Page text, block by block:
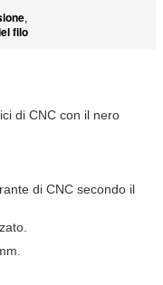
,
filo
di CNC con il nero
di CNC secondo il